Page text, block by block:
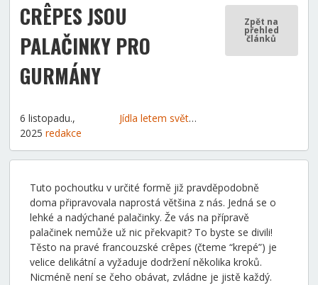
CRÊPES JSOU
PALAČINKY PRO
GURMÁNY
Zpět na
přehled
článků
6 listopadu.,
2025 redakce
Jídla letem světem
Tuto pochoutku v určité formě již pravděpodobně
doma připravovala naprostá většina z nás. Jedná se o
lehké a nadýchané palačinky. Že vás na přípravě
palačinek nemůže už nic překvapit? To byste se divili!
Těsto na pravé francouzské crêpes (čteme “krepé”) je
velice delikátní a vyžaduje dodržení několika kroků.
Nicméně není se čeho obávat, zvládne je jistě každý.